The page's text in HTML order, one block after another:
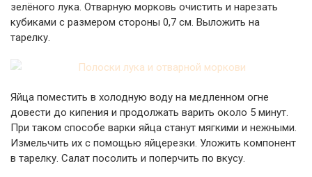
зелёного лука. Отварную морковь очистить и нарезать
кубиками с размером стороны 0,7 см. Выложить на
тарелку.
Яйца поместить в холодную воду на медленном огне
довести до кипения и продолжать варить около 5 минут.
При таком способе варки яйца станут мягкими и нежными.
Измельчить их с помощью яйцерезки. Уложить компонент
в тарелку. Салат посолить и поперчить по вкусу.